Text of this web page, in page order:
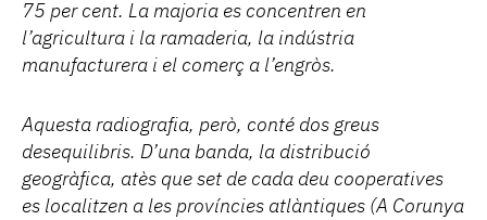
75 per cent. La majoria es concentren en
l’agricultura i la ramaderia, la indústria
manufacturera i el comerç a l’engròs.
Aquesta radiografia, però, conté dos greus
desequilibris. D’una banda, la distribució
geogràfica, atès que set de cada deu cooperatives
es localitzen a les províncies atlàntiques (A Corunya